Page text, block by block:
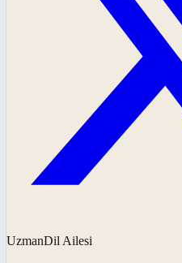
UzmanDil Ailesi